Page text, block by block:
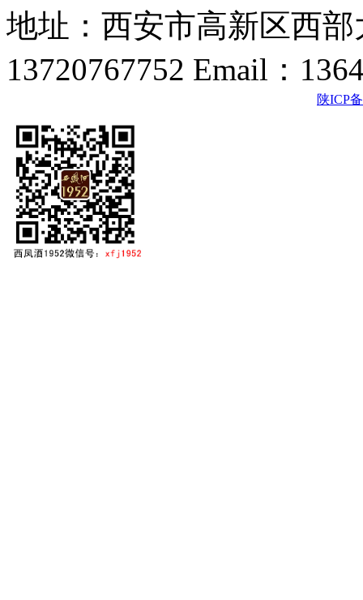
地址：西安市高新区西
13720767752 Email：
陕ICP